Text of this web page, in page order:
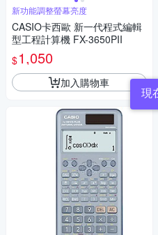
新功能調整螢幕亮度
CASIO卡西歐 新一代程式編輯
型工程計算機 FX-3650PII
$1,050
加入購物車
現